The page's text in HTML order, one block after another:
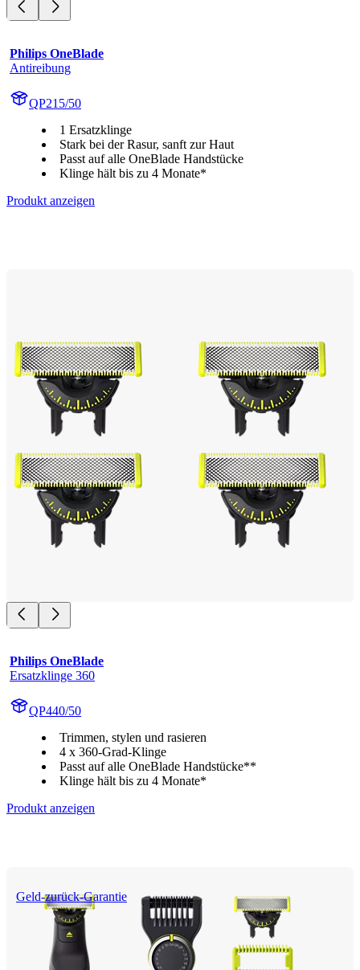
Philips OneBlade
Antireibung
QP215/50
1 Ersatzklinge
Stark bei der Rasur, sanft zur Haut
Passt auf alle OneBlade Handstücke
Klinge hält bis zu 4 Monate*
Produkt anzeigen
Philips OneBlade
Ersatzklinge 360
QP440/50
Trimmen, stylen und rasieren
4 x 360-Grad-Klinge
Passt auf alle OneBlade Handstücke**
Klinge hält bis zu 4 Monate*
Produkt anzeigen
Geld-zurück-Garantie